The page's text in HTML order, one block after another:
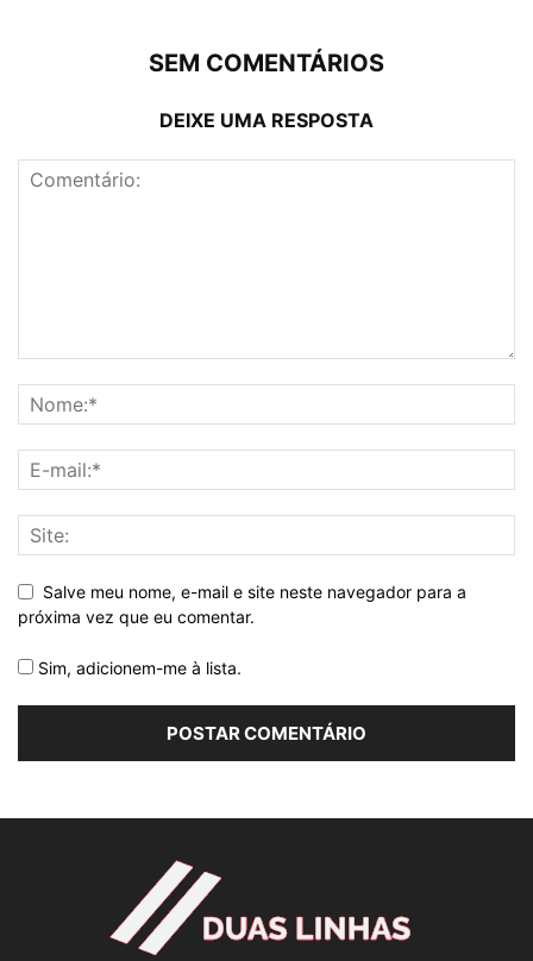
SEM COMENTÁRIOS
DEIXE UMA RESPOSTA
Salve meu nome, e-mail e site neste navegador para a
próxima vez que eu comentar.
Sim, adicionem-me à lista.